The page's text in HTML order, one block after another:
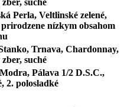
Perla, Veltlinské zelené,
prirodzene nízkym obsahom
Trnava, Chardonnay,
suché
Pálava 1/2 D.S.C.,
2. polosladké